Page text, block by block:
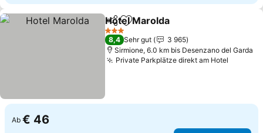
TeilenZu Favoriten hinzufügen
Hotel Marolda
3 Sterne
8,4 Sehr gut
3 965
Sirmione, 6.0 km bis Desenzano del Garda
Private Parkplätze direkt am Hotel
Ab € 46